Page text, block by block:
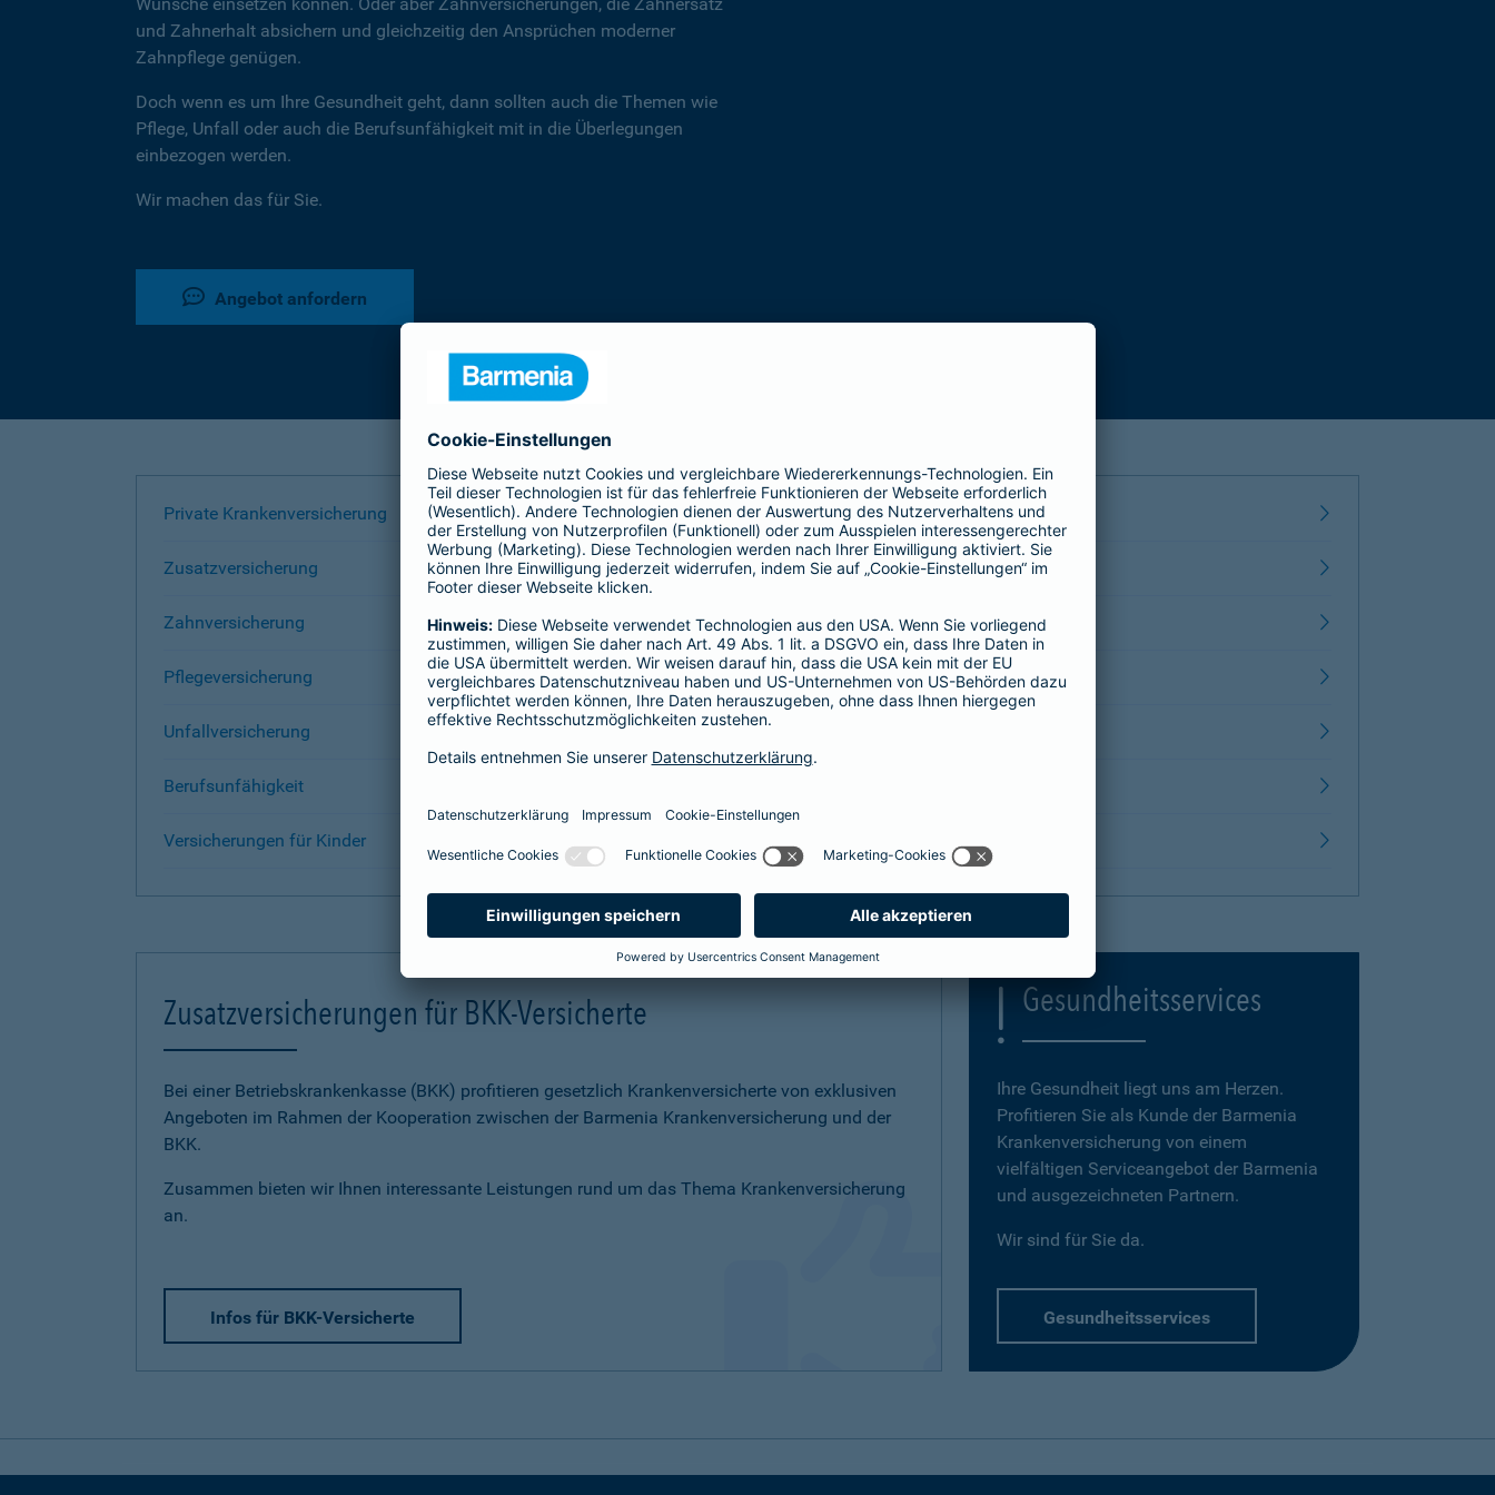
und Zahnerhalt absichern und gleichzeitig den Ansprüchen moderner
Zahnpflege genügen.
Doch wenn es um Ihre Gesundheit geht, dann sollten auch die Themen wie
Pflege, Unfall oder auch die Berufsunfähigkeit mit in die Überlegungen
einbezogen werden.
Wir machen das für Sie.
Angebot anfordern
Private Krankenversicherung
Zusatzversicherung
Zahnversicherung
Pflegeversicherung
Unfallversicherung
Berufsunfähigkeit
Versicherungen für Kinder
Zusatzversicherungen für BKK-Versicherte
Bei einer Betriebskrankenkasse (BKK) profitieren gesetzlich Krankenversicherte von exklusiven
Angeboten im Rahmen der Kooperation zwischen der Barmenia Krankenversicherung und der
BKK.
Zusammen bieten wir Ihnen interessante Leistungen rund um das Thema Krankenversicherung
an.
Infos für BKK-Versicherte
Gesundheitsservices
Ihre Gesundheit liegt uns am Herzen.
Profitieren Sie als Kunde der Barmenia
Krankenversicherung von einem
vielfältigen Serviceangebot der Barmenia
und ausgezeichneten Partnern.
Wir sind für Sie da.
Gesundheitsservices